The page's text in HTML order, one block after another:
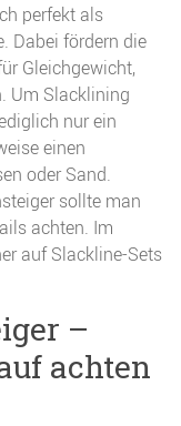
perfekt als
Dabei fördern die
Gleichgewicht,
Um Slacklining
nur ein
einen
oder Sand.
sollte man
achten. Im
auf Slackline-Sets
–
achten